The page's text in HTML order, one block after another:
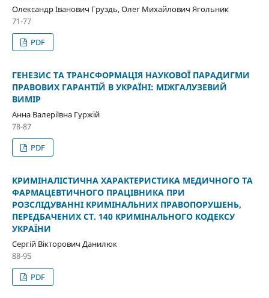
Олександр Іванович Груздь, Олег Михайлович Ягольник
71-77
PDF
ГЕНЕЗИС ТА ТРАНСФОРМАЦІЯ НАУКОВОЇ ПАРАДИГМИ
ПРАВОВИХ ГАРАНТІЙ В УКРАЇНІ: МІЖГАЛУЗЕВИЙ
ВИМІР
Анна Валеріївна Гуржій
78-87
PDF
КРИМІНАЛІСТИЧНА ХАРАКТЕРИСТИКА МЕДИЧНОГО ТА
ФАРМАЦЕВТИЧНОГО ПРАЦІВНИКА ПРИ
РОЗСЛІДУВАННІ КРИМІНАЛЬНИХ ПРАВОПОРУШЕНЬ,
ПЕРЕДБАЧЕНИХ СТ. 140 КРИМІНАЛЬНОГО КОДЕКСУ
УКРАЇНИ
Сергій Вікторович Данилюк
88-95
PDF